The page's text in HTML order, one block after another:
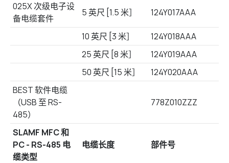
025X 次级电子设
备电缆套件
5 英尺 [1.5 米］ 124Y017AAA
10 英尺 [3 米］
124Y018AAA
25 英尺 [8 米］
124Y019AAA
50 英尺 [15 米］
124Y020AAA
BEST 软件电缆
（USB 至 RS-
485）
778Z010ZZZ
SLAMF MFC 和
PC - RS-485 电
缆类型
电缆长度 部件号